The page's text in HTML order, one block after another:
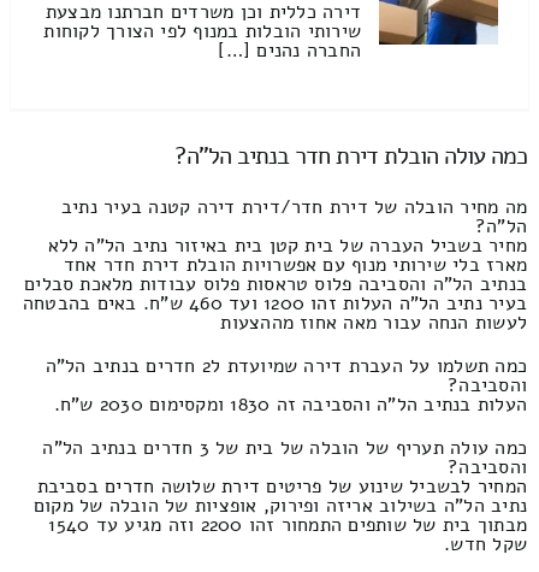
דירה כללית וכן משרדים חברתנו מבצעת
שירותי הובלות במנוף לפי הצורך לקוחות
החברה נהנים […]
כמה עולה הובלת דירת חדר בנתיב הל"ה?
מה מחיר הובלה של דירת חדר/דירת דירה קטנה בעיר נתיב
הל"ה?
מחיר בשביל העברה של בית קטן בית באיזור נתיב הל"ה ללא
מארז בלי שירותי מנוף עם אפשרויות הובלת דירת חדר אחד
בנתיב הל"ה והסביבה פלוס טראסות פלוס עבודות מלאכת סבלים
בעיר נתיב הל"ה העלות זהו 1200 ועד 460 ש"ח. באים בהבטחה
לעשות הנחה עבור מאה אחוז מההצעות
כמה תשלמו על העברת דירה שמיועדת ל2 חדרים בנתיב הל"ה
והסביבה?
העלות בנתיב הל"ה והסביבה זה 1830 ומקסימום 2030 ש"ח.
כמה עולה תעריף של הובלה של בית של 3 חדרים בנתיב הל"ה
והסביבה?
המחיר לבשביל שינוע של פריטים דירת שלושה חדרים בסביבת
נתיב הל"ה בשילוב אריזה ופירוק, אופציות של הובלה של מקום
מבתוך בית של שותפים התמחור זהו 2200 וזה מגיע עד 1540
שקל חדש.